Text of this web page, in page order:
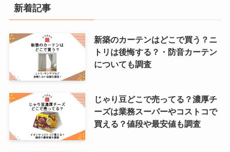
新着記事
新築のカーテンはどこで買う？ニ
トリは後悔する？・防音カーテン
についても調査
じゃり豆どこで売ってる？濃厚チ
ーズは業務スーパーやコストコで
買える？値段や最安値も調査